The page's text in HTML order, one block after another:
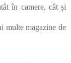
în camere, cât și
multe magazine de